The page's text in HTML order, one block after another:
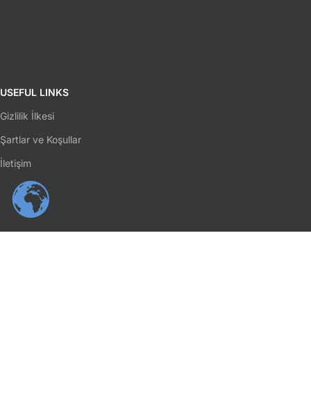
USEFUL LINKS
Gizlilik İlkesi
Şartlar ve Koşullar
İletişim